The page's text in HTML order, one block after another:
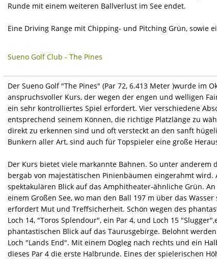
Runde mit einem weiteren Ballverlust im See endet.
Eine Driving Range mit Chipping- und Pitching Grün, sowie
Sueno Golf Club - The Pines
Der Sueno Golf "The Pines" (Par 72, 6.413 Meter )wurde im
anspruchsvoller Kurs, der wegen der engen und welligen
ein sehr kontrolliertes Spiel erfordert. Vier verschiedene
entsprechend seinem Können, die richtige Platzlänge zu
direkt zu erkennen sind und oft versteckt an den sanft
Bunkern aller Art, sind auch für Topspieler eine große
Der Kurs bietet viele markannte Bahnen. So unter anderem
bergab von majestätischen Pinienbäumen eingerahmt
spektakulären Blick auf das Amphitheater-ähnliche Grün.
einem Großen See, wo man den Ball 197 m über das
erfordert Mut und Treffsicherheit. Schön wegen des
Loch 14, "Toros Splendour", ein Par 4, und Loch 15
phantastischen Blick auf das Taurusgebirge. Belohnt
Loch "Lands End". Mit einem Dogleg nach rechts und ein
dieses Par 4 die erste Halbrunde. Eines der spielerischen